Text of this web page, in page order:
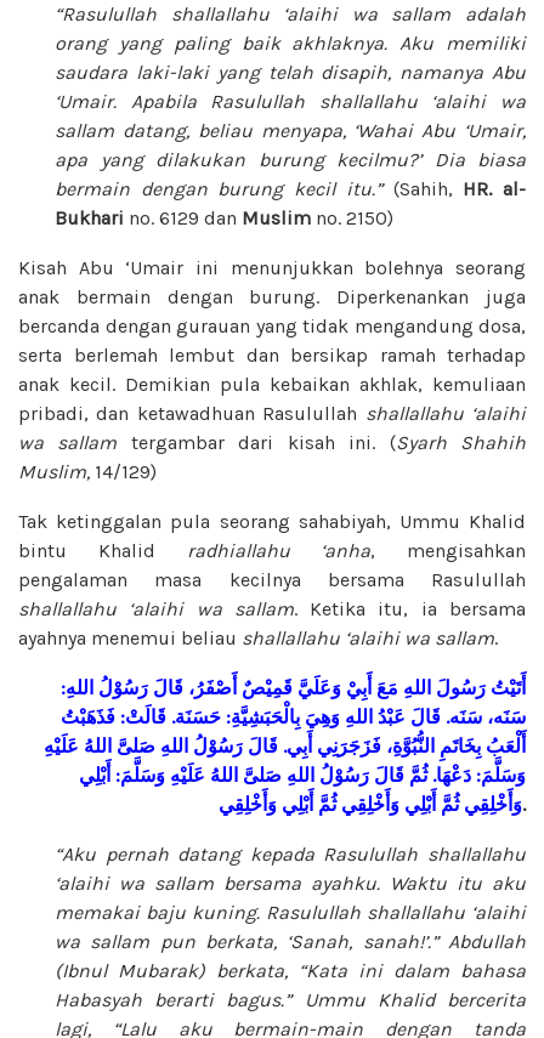
“Rasulullah shallallahu ‘alaihi wa sallam
adalah
orang yang paling baik akhlaknya. Aku memiliki
saudara laki-laki yang telah disapih, namanya Abu
‘Umair. Apabila Rasulullah shallallahu ‘alaihi wa
sallam datang, beliau menyapa, ‘Wahai Abu ‘Umair,
apa yang dilakukan burung kecilmu?’ Dia biasa
bermain dengan burung kecil itu.” (Sahih, HR. al-
Bukhari no. 6129 dan Muslim no. 2150)
Kisah Abu ‘Umair ini menunjukkan bolehnya seorang
anak bermain dengan burung. Diperkenankan juga
bercanda dengan gurauan yang tidak mengandung dosa,
serta berlemah lembut dan bersikap ramah terhadap
anak kecil. Demikian pula kebaikan akhlak, kemuliaan
pribadi, dan ketawadhuan Rasulullah shallallahu ‘alaihi
wa sallam tergambar dari kisah ini. (Syarh Shahih
Muslim, 14/129)
Tak ketinggalan pula seorang sahabiyah, Ummu Khalid
bintu Khalid
radhiallahu ‘anha, mengisahkan
pengalaman masa kecilnya bersama Rasulullah
shallallahu ‘alaihi wa sallam. Ketika itu, ia bersama
ayahnya menemui beliau shallallahu ‘alaihi wa sallam.
أَتَيْتُ رَسُولَ اللهِ مَعَ أَبِيْ وَعَلَيَّ قَمِيْصٌ أَصْفَرُ، قَالَ رَسُوْلُ اللهِ:
سَنَه، سَنَه. قَالَ عَبْدُ اللهِ وَهِيَ بِالْحَبَشِيَّةِ: حَسَنَة. قَالَتْ: فَذَهَبْتُ
أَلْعَبُ بِخَاتَمِ النُّبُوَّةِ، فَزَجَرَنِي أَبِي. قَالَ رَسُوْلُ اللهِ صَلىَّ اللهُ عَلَيْهِ
وَسَلَّمَ: دَعْهَا.ثُمَّ قَالَ رَسُوْلُ اللهِ صَلىَّ اللهُ عَلَيْهِ وَسَلَّمَ: أَبْلِي
وَأَخْلِقِي ثُمَّ أَبْلِي وَأَخْلِقِي ثُمَّ أَبْلِي وَأَخْلِقِي .
“Aku pernah datang kepada Rasulullah shallallahu
‘alaihi wa sallam bersama ayahku. Waktu itu aku
memakai baju kuning. Rasulullah shallallahu ‘alaihi
wa sallam pun berkata, ‘Sanah, sanah!’.” Abdullah
(Ibnul Mubarak) berkata, “Kata ini dalam bahasa
Habasyah berarti bagus.” Ummu Khalid bercerita
lagi, “Lalu aku bermain-main dengan tanda